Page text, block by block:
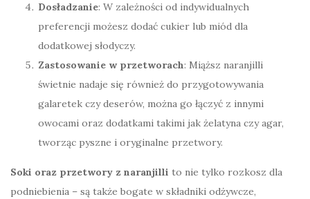
Dosładzanie: W zależności od indywidualnych
preferencji możesz dodać cukier lub miód dla
dodatkowej słodyczy.
Zastosowanie w przetworach: Miąższ naranjilli
świetnie nadaje się również do przygotowywania
galaretek czy deserów, można go łączyć z innymi
owocami oraz dodatkami takimi jak żelatyna czy agar,
tworząc pyszne i oryginalne przetwory.
Soki oraz przetwory z naranjilli to nie tylko rozkosz dla
podniebienia – są także bogate w składniki odżywcze,